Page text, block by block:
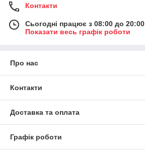
Контакти
Сьогодні працює з 08:00 до 20:00
Показати весь графік роботи
Про нас
Контакти
Доставка та оплата
Графік роботи